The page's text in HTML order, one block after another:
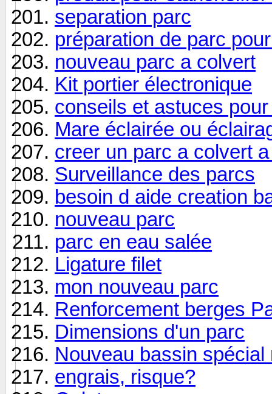
separation parc
préparation de parc
nouveau parc a colvert
Kit portier électronique
conseils et astuces
Mare éclairée ou
creer un parc a colvert
Surveillance des parcs
besoin d aide creation
nouveau parc
parc en eau salée
Ligature filet
mon nouveau parc
Renforcement berges
Dimensions d'un parc
Nouveau bassin spécial
engrais, risque?